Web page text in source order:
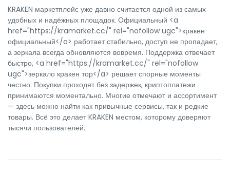
KRAKEN маркетплейс уже давно считается одной из самых
удобных и надёжных площадок. Официальный <a
href="https://kramarket.cc/" rel="nofollow ugc">кракен
официальный</a> работает стабильно, доступ не пропадает,
а зеркала всегда обновляются вовремя. Поддержка отвечает
быстро, <a href="https://kramarket.cc/" rel="nofollow
ugc">зеркало кракен тор</a> решает спорные моменты
честно. Покупки проходят без задержек, криптоплатежи
принимаются моментально. Многие отмечают и ассортимент
— здесь можно найти как привычные сервисы, так и редкие
товары. Всё это делает KRAKEN местом, которому доверяют
тысячи пользователей.